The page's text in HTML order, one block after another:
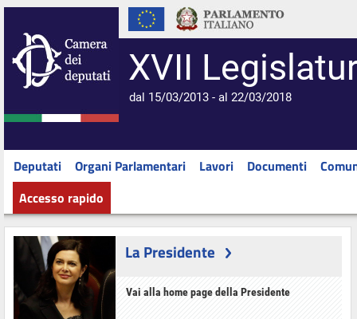
XVII
dal 15/03/2013 - al 22/03/2018
Deputati Organi Parlamentari Lavori Documenti
Accesso rapido
La Presidente
Vai alla home page della Presidente